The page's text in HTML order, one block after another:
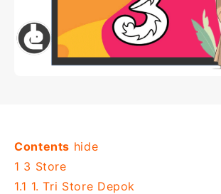
Contents hide
1 3 Store
1.1 1. Tri Store Depok